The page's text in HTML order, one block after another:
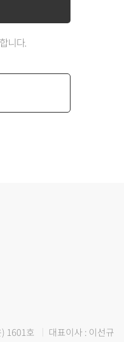
니다.
1601호 대표이사 : 이선규